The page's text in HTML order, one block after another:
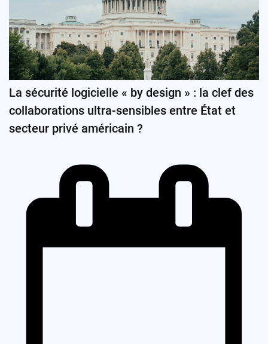
La sécurité logicielle « by design » : la clef des
collaborations ultra-sensibles entre État et
secteur privé américain ?